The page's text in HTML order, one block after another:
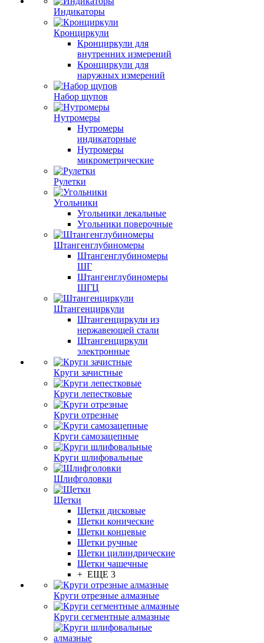
Индикаторы
Кронциркули
Кронциркули для
внутренних измерений
Кронциркули для
наружных измерений
Набор щупов
Нутромеры
Нутромеры
индикаторные
Нутромеры
микрометрические
Рулетки
Угольники
Угольники лекальные
Угольники поверочные
Штангенглубиномеры
Штангенглубиномеры
ШГ
Штангенглубиномеры
ШГЦ
Штангенциркули
Штангенциркули из
нержавеющей стали
Штангенциркули
электронные
Круги зачистные
Круги лепестковые
Круги отрезные
Круги самозацепные
Круги шлифовальные
Шлифголовки
Щетки
Щетки дисковые
Щетки конические
Щетки концевые
Щетки ручные
Щетки цилиндрические
Щетки чашечные
+ ЕЩЕ 3
Круги отрезные алмазные
Круги сегментные алмазные